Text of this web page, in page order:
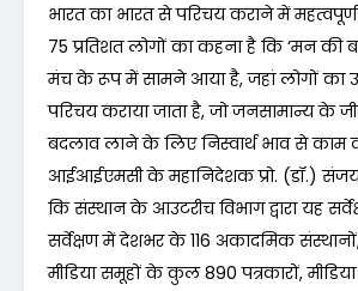
भारत का भारत से परिचय कराने में
75 प्रतिशत लोगों का कहना है कि ‘मन की
मंच के रूप में सामने आया है, जहां लोगों का
परिचय कराया जाता है, जो जनसामान्य के
बदलाव लाने के लिए निस्वार्थ भाव से काम
आईआईएमसी के महानिदेशक प्रो. (डॉ.) संजय
कि संस्थान के आउटरीच विभाग द्वारा यह
सर्वेक्षण में देशभर के 116 अकादमिक संस्थानों,
मीडिया समूहों के कुल 890 पत्रकारों, मीडिया